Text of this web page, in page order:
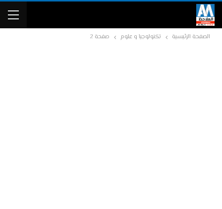
الصفحة الرئيسية تكنولوجيا و علوم صفحة 2